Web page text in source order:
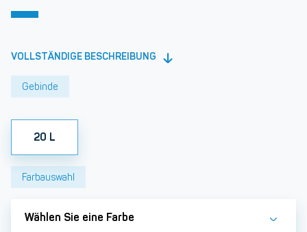
VOLLSTÄNDIGE BESCHREIBUNG
Gebinde
20 L
Farbauswahl
Wählen Sie eine Farbe